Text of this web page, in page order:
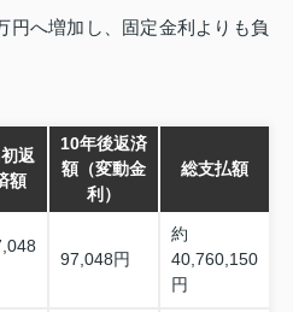
円へ増加し、固定金利よりも負
返
額
10年後返済
額（変動金
利）
総支払額
97,048円
約
40,760,150
円